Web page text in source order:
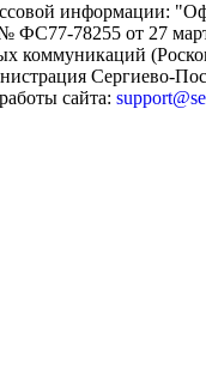
информации:
78255 от 27
коммуникаций
Сергиево-
сайта: